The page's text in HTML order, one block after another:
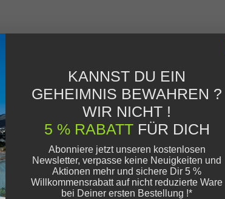
KANNST DU EIN
GEHEIMNIS BEWAHREN ?
WIR NICHT !
5 % RABATTFÜR DICH
Abonniere jetzt unseren kostenlosen
Newsletter, verpasse keine Neuigkeiten und
Aktionen mehr und sichere Dir 5 %
Willkommensrabatt auf nicht reduzierte Ware
bei Deiner ersten Bestellung !*